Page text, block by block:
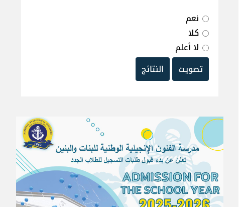
نعم
كلا
لا أعلم
تصويت
النتائج